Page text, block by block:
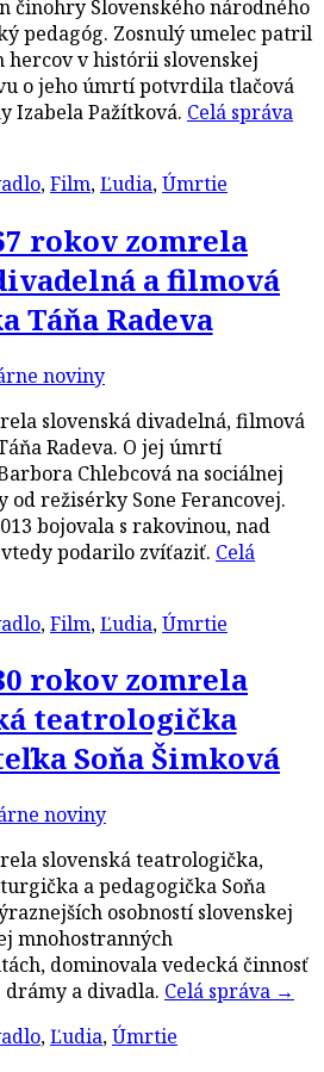
činohry Slovenského národného
pedagóg. Zosnulý umelec patril
hercov v histórii slovenskej
o jeho úmrtí potvrdila tlačová
Izabela Pažítková. Celá správa
,Film,Ľudia,Úmrtie
rokov zomrela
a filmová
Táňa Radeva
noviny
slovenská divadelná, filmová
Radeva. O jej úmrtí
Chlebcová na sociálnej
od režisérky Sone Ferancovej.
bojovala s rakovinou, nad
podarilo zvíťaziť. Celá
,Film,Ľudia,Úmrtie
rokov zomrela
teatrologička
Soňa Šimková
noviny
slovenská teatrologička,
a pedagogička Soňa
osobností slovenskej
mnohostranných
dominovala vedecká činnosť
a divadla. Celá správa →
,Ľudia,Úmrtie